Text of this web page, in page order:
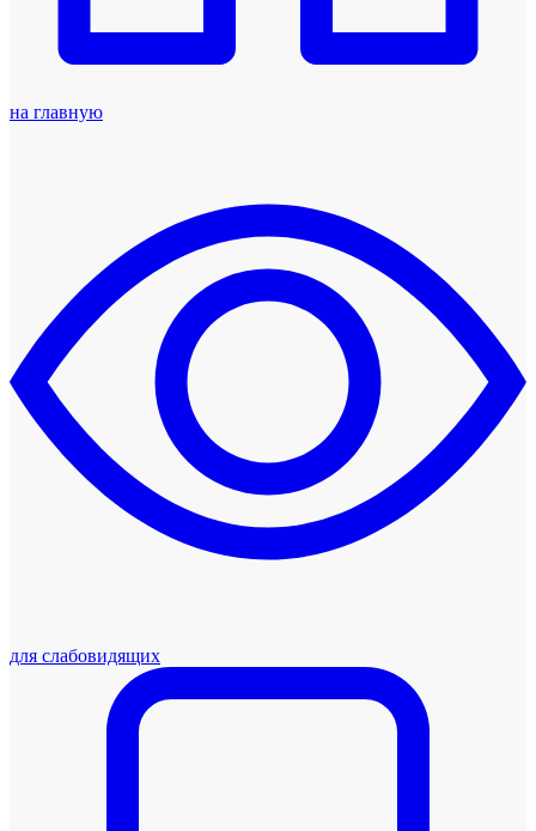
на главную
для слабовидящих